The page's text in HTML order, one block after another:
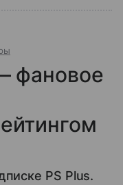
фановое
PS Plus.